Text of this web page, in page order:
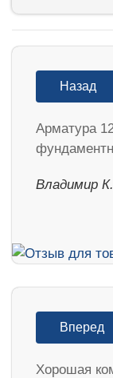
Назад
Арматура
Владимир
Вперед
Хорошая